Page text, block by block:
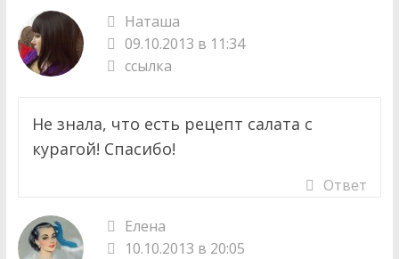
Наташа
09.10.2013 в 11:34
ссылка
Не знала, что есть рецепт салата с
курагой! Спасибо!
Ответ
Елена
10.10.2013 в 20:05